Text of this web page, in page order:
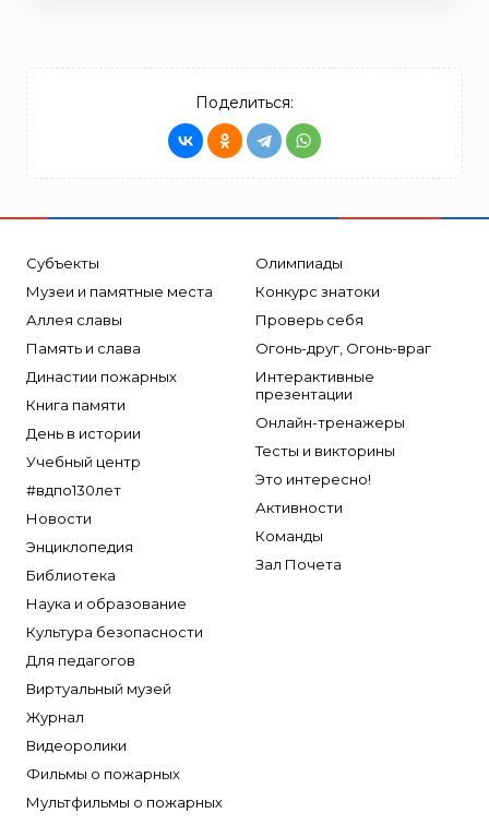
Поделиться:
Субъекты
Музеи и памятные места
Аллея славы
Память и слава
Династии пожарных
Книга памяти
День в истории
Учебный центр
#вдпо130лет
Новости
Энциклопедия
Библиотека
Наука и образование
Культура безопасности
Для педагогов
Виртуальный музей
Журнал
Видеоролики
Фильмы о пожарных
Мультфильмы о пожарных
Олимпиады
Конкурс знатоки
Проверь себя
Огонь-друг, Огонь-враг
Интерактивные
презентации
Онлайн-тренажеры
Тесты и викторины
Это интересно!
Активности
Команды
Зал Почета